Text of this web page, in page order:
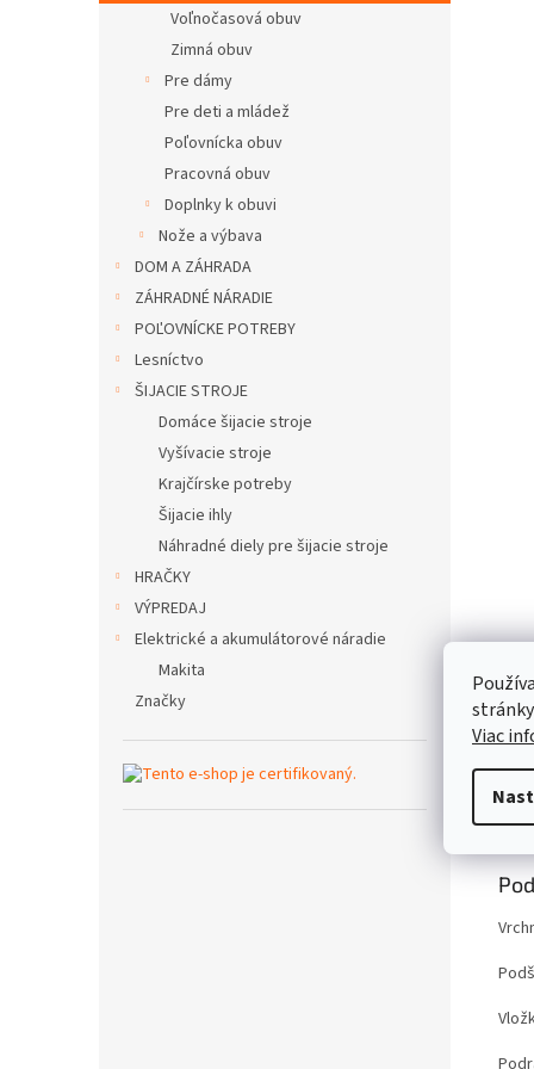
Viac
Voľnočasová obuv
Zimná obuv
Pre dámy
Pre deti a mládež
Poľovnícka obuv
Pracovná obuv
Doplnky k obuvi
Nože a výbava
DOM A ZÁHRADA
ZÁHRADNÉ NÁRADIE
POĽOVNÍCKE POTREBY
Lesníctvo
ŠIJACIE STROJE
Domáce šijacie stroje
Vyšívacie stroje
Krajčírske potreby
Šijacie ihly
Náhradné diely pre šijacie stroje
HRAČKY
VÝPREDAJ
Elektrické a akumulátorové náradie
Makita
Značky